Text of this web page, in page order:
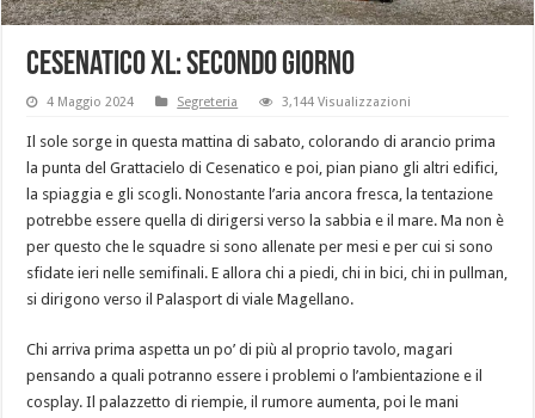
Cesenatico XL: secondo giorno
4 Maggio 2024 Segreteria 3,144 Visualizzazioni
Il sole sorge in questa mattina di sabato, colorando di arancio prima
la punta del Grattacielo di Cesenatico e poi, pian piano gli altri edifici,
la spiaggia e gli scogli. Nonostante l’aria ancora fresca, la tentazione
potrebbe essere quella di dirigersi verso la sabbia e il mare. Ma non è
per questo che le squadre si sono allenate per mesi e per cui si sono
sfidate ieri nelle semifinali. E allora chi a piedi, chi in bici, chi in pullman,
si dirigono verso il Palasport di viale Magellano.
Chi arriva prima aspetta un po’ di più al proprio tavolo, magari
pensando a quali potranno essere i problemi o l’ambientazione e il
cosplay. Il palazzetto di riempie, il rumore aumenta, poi le mani